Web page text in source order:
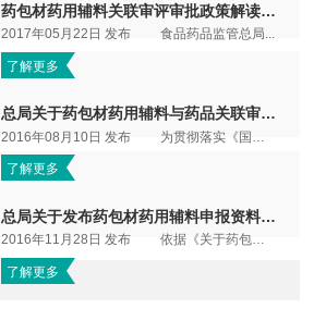
药包材药用辅料关联审评审批政策解读（一）
2017年05月22日 发布 食品药品监管总局...
了解更多
总局关于药包材药用辅料与药品关联审评审批有关事项的...
2016年08月10日 发布 为贯彻落实《国务院...
了解更多
总局关于发布药包材药用辅料申报资料要求（试行）的通告...
2016年11月28日 发布 依据《关于药包材药...
了解更多